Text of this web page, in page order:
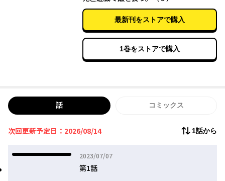
そんなことをして得た賞金で生活する日々。
なんとなく、でも、“ここ”に決めた。
めくるめく死線を切り抜けて、前人未踏の「99連勝」を目指せ。
最新刊をストアで購入
1巻をストアで購入
話 コミックス
次回更新予定日：2026/08/14 1話から
2023/07/07
2023年07月07日
第1話